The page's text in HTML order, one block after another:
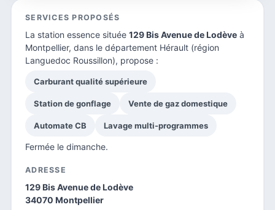
SERVICES PROPOSÉS
La station essence située 129 Bis Avenue de Lodève à
Montpellier, dans le département Hérault (région
Languedoc Roussillon), propose :
Carburant qualité supérieure
Station de gonflage Vente de gaz domestique
Automate CB Lavage multi-programmes
Fermée le dimanche.
ADRESSE
129 Bis Avenue de Lodève
34070 Montpellier